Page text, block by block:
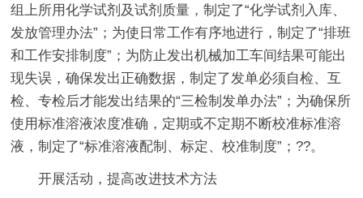
组上所用化学试剂及试剂质量，制定了“化学试剂入库、
发放管理办法”；为使日常工作有序地进行，制定了“排班
和工作安排制度”；为防止发出机械加工车间结果可能出
现失误，确保发出正确数据，制定了发单必须自检、互
检、专检后才能发出结果的“三检制发单办法”；为确保所
使用标准溶液浓度准确，定期或不定期不断校准标准溶
液，制定了“标准溶液配制、标定、校准制度”；??。
开展活动，提高改进技术方法